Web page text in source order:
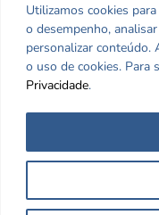
Utilizamos cookies
o desempenho,
personalizar conteúdo.
o uso de cookies. Para
Privacidade.
Todos os direitos